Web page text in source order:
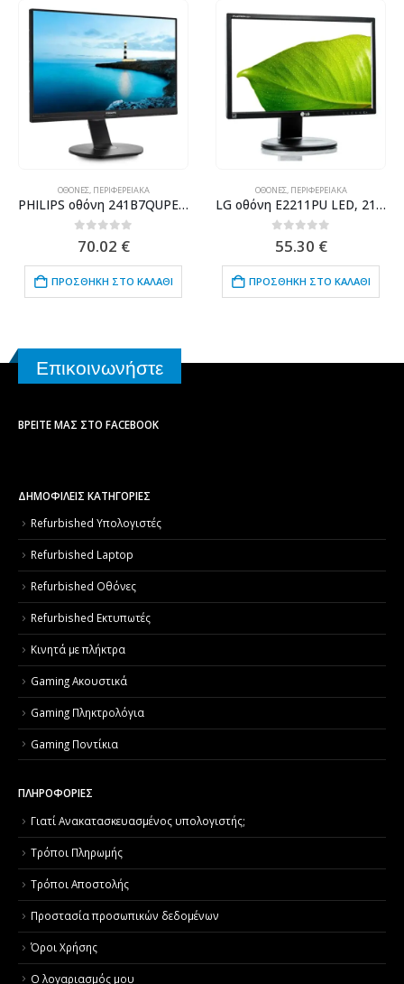
ΟΘΌΝΕΣ, ΠΕΡΙΦΕΡΕΙΑΚΆ
PHILIPS οθόνη 241B7QUPEB IPS-LED, 23.6″, 1920×1080, VGA, Grade A
0out of 5
70.02 €
ΠΡΟΣΘΉΚΗ ΣΤΟ ΚΑΛΆΘΙ
ΟΘΌΝΕΣ, ΠΕΡΙΦΕΡΕΙΑΚΆ
LG οθόνη E2211PU LED, 21.5″ 1920×1080, VGA/DVI, Grade Β
0out of 5
55.30 €
ΠΡΟΣΘΉΚΗ ΣΤΟ ΚΑΛΆΘΙ
Επικοινωνήστε
ΒΡΕΊΤΕ ΜΑΣ ΣΤΟ FACEBOOK
ΔΗΜΟΦΙΛΕΙΣ ΚΑΤΗΓΟΡΙΕΣ
Refurbished Υπολογιστές
Refurbished Laptop
Refurbished Οθόνες
Refurbished Εκτυπωτές
Κινητά με πλήκτρα
Gaming Ακουστικά
Gaming Πληκτρολόγια
Gaming Ποντίκια
ΠΛΗΡΟΦΟΡΙΕΣ
Γιατί Aνακατασκευασμένος υπολογιστής;
Τρόποι Πληρωμής
Τρόποι Αποστολής
Προστασία προσωπικών δεδομένων
Όροι Χρήσης
Ο λογαριασμός μου